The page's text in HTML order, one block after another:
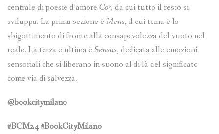
centrale di poesie d’amore Cor, da cui tutto il resto si
sviluppa. La prima sezione è Mens, il cui tema è lo
sbigottimento di fronte alla consapevolezza del vuoto nel
reale. La terza e ultima è Sensus, dedicata alle emozioni
sensoriali che si liberano in suono al di là del significato
come via di salvezza.
@bookcitymilano
#BCM24 #BookCityMilano